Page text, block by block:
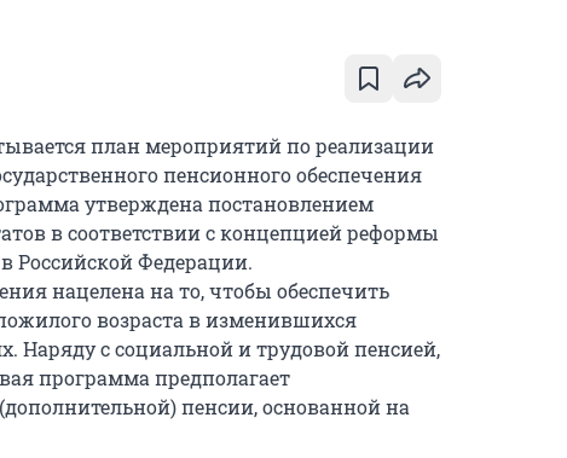
план мероприятий по реализации
пенсионного обеспечения
утверждена постановлением
в соответствии с концепцией реформы
Российской Федерации.
нацелена на то, чтобы обеспечить
возраста в изменившихся
Наряду с социальной и трудовой пенсией,
программа предполагает
пенсии, основанной на